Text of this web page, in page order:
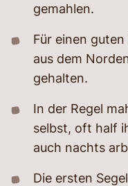
gemahlen.
Für einen
aus dem
gehalten.
In der Regel
selbst, oft half
auch nachts
Die ersten